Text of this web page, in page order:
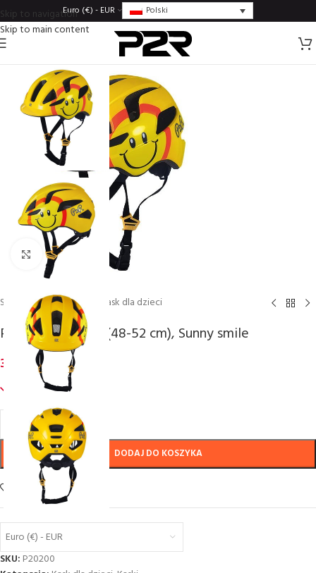
Skip to navigation
Skip to main content
Euro (€) - EUR Polski
Click to enlarge
Strona główna/ Kaski Kask dla dzieci
P2R MASCOT, XS (48-52 cm), Sunny smile
36,80 €inc. VAT
57 w magazynie
DODAJ DO KOSZYKA
Add to wishlist
Euro (€) - EUR
SKU: P20200